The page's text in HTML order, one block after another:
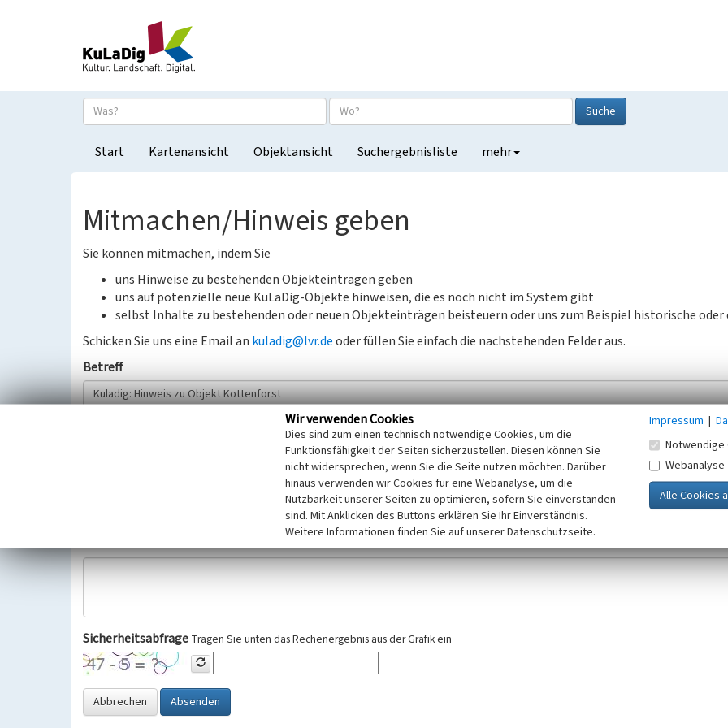
Suche
Start Kartenansicht Objektansicht Suchergebnisliste mehr
Mitmachen/Hinweis geben
Sie können mitmachen, indem Sie
uns Hinweise zu bestehenden Objekteinträgen geben
uns auf potenzielle neue KuLaDig-Objekte hinweisen, die es noch nicht im System gibt
selbst Inhalte zu bestehenden oder neuen Objekteinträgen beisteuern oder uns zum Beispiel historische oder
Schicken Sie uns eine Email an kuladig@lvr.deoder füllen Sie einfach die nachstehenden Felder aus.
Betreff
Wir bitten Sie um freiwillige Angabe Ihres Namens und Ihrer E-Mail-Adresse. Ihre Angaben werden ausschließlich im Rahmen der KuLaDig-
Selbstverständlich werden diese entsprechend der Vorschriften des Telemediengesetzes, des Datenschutzgesetzes NRW und der seit
Datenschutzgrundverordnung (EU-DSGVO) vertraulich behandelt, beachten Sie bitte unsere Hinweise zumDatenschutz
Nachricht
Sicherheitsabfrage Tragen Sie unten das Rechenergebnis aus der Grafik ein
Abbrechen Absenden
Wir verwenden Cookies
Dies sind zum einen technisch notwendige Cookies, um die
Funktionsfähigkeit der Seiten sicherzustellen. Diesen können Sie
nicht widersprechen, wenn Sie die Seite nutzen möchten. Darüber
hinaus verwenden wir Cookies für eine Webanalyse, um die
Nutzbarkeit unserer Seiten zu optimieren, sofern Sie einverstanden
sind. Mit Anklicken des Buttons erklären Sie Ihr Einverständnis.
Weitere Informationen finden Sie auf unserer Datenschutzseite.
Impressum |
Notwendige
Webanalyse